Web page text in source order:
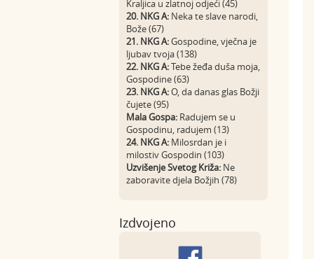
Kraljica u zlatnoj odjeći (45)
20. NKG A: Neka te slave narodi,
Bože (67)
21. NKG A:Gospodine, vječna je
ljubav tvoja (138)
22. NKG A:Tebe žeđa duša moja,
Gospodine (63)
23. NKG A:O, da danas glas Božji
čujete (95)
Mala Gospa: Radujem se u
Gospodinu, radujem (13)
24. NKG A: Milosrdan je i
milostiv Gospodin (103)
Uzvišenje Svetog Križa: Ne
zaboravite djela Božjih (78)
Izdvojeno